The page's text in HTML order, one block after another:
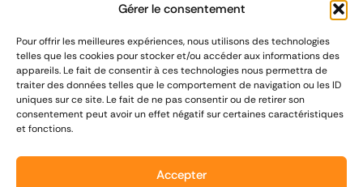
Gérer le consentement
Pour offrir les meilleures expériences, nous utilisons des technologies
telles que les cookies pour stocker et/ou accéder aux informations des
appareils. Le fait de consentir à ces technologies nous permettra de
traiter des données telles que le comportement de navigation ou les ID
uniques sur ce site. Le fait de ne pas consentir ou de retirer son
consentement peut avoir un effet négatif sur certaines caractéristiques
et fonctions.
Accepter
Mentions légales
Politique de confidentialité
Conditions Générales de Vente